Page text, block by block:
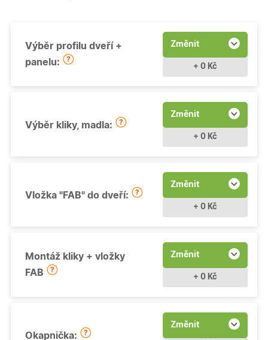
Výběr profilu dveří +
panelu:
Změnit
+ 0 Kč
Výběr kliky, madla:
Změnit
+ 0 Kč
Vložka "FAB" do dveří:
Změnit
+ 0 Kč
Montáž kliky + vložky
FAB
Změnit
+ 0 Kč
Okapnička:
Změnit